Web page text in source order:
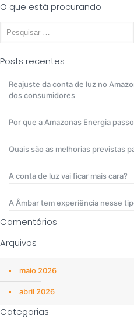
O que está procurando
por:
Posts recentes
Reajuste da conta de luz no
dos consumidores
Por que a Amazonas Energia
Quais são as melhorias previstas
A conta de luz vai ficar mais cara?
A Âmbar tem experiência nesse
Comentários
Arquivos
maio 2026
abril 2026
Categorias